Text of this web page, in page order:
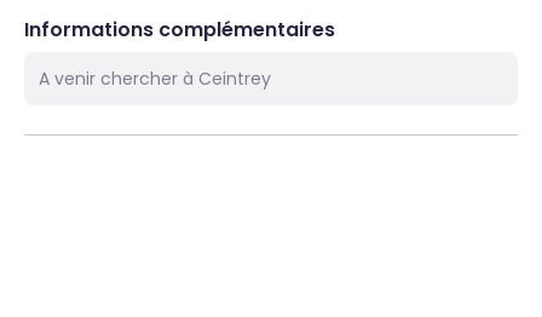
Informations complémentaires
A venir chercher à Ceintrey